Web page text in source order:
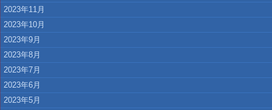
2023年11月
2023年10月
2023年9月
2023年8月
2023年7月
2023年6月
2023年5月